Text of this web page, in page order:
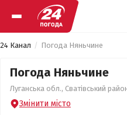
24 Канал Погода Няньчине
Погода Няньчине
Луганська обл., Сватівський
Змінити місто